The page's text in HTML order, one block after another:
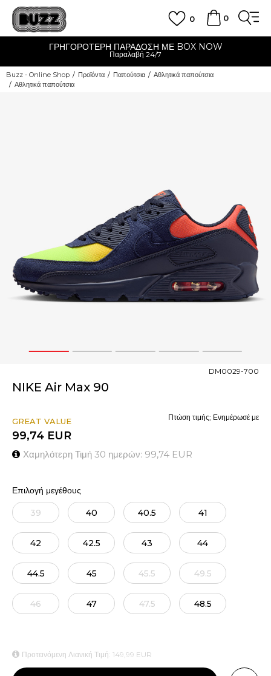
0
0
ΓΡΗΓΟΡΟΤΕΡΗ ΠΑΡΑΔΟΣΗ ΜΕ BOX NOW
Παραλαβή 24/7
Buzz - Online Shop Προϊόντα Παπούτσια
Αθλητικά παπούτσια
Αθλητικά παπούτσια
1 2 3 4 5
NIKE Air Max 90
DM0029-700
GREAT VALUE
99,74 EUR
Χαμηλότερη Τιμή 30 ημερών: 99,74 EUR
Πτώση τιμής; Ενημέρωσέ με
Επιλογή μεγέθους
39 40 40.5 41
42 42.5 43 44
44.5 45 45.5 49.5
46 47 47.5 48.5
Προτεινόμενη Λιανική Τιμή: 149,99 EUR